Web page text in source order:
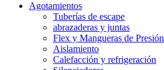
Agotamientos
Tuberías de escape
abrazaderas y juntas
Flex y Mangueras de Presión
Aislamiento
Calefacción y refrigeración